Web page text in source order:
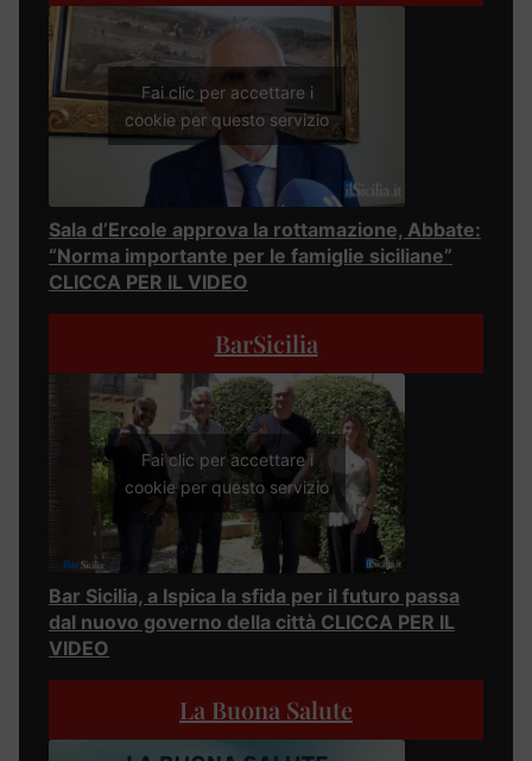
Fai clic per accettare i
cookie per questo servizio
Sala d’Ercole approva la rottamazione, Abbate:
“Norma importante per le famiglie siciliane”
CLICCA PER IL VIDEO
BarSicilia
Fai clic per accettare i
cookie per questo servizio
Bar Sicilia, a Ispica la sfida per il futuro passa
dal nuovo governo della città CLICCA PER IL
VIDEO
La Buona Salute